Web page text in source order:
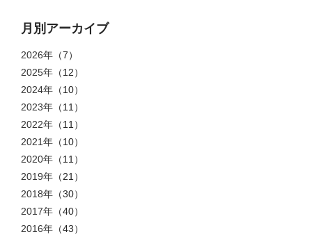
月別アーカイブ
2026年 （7）
2025年 （12）
2024年 （10）
2023年 （11）
2022年 （11）
2021年 （10）
2020年 （11）
2019年 （21）
2018年 （30）
2017年 （40）
2016年 （43）